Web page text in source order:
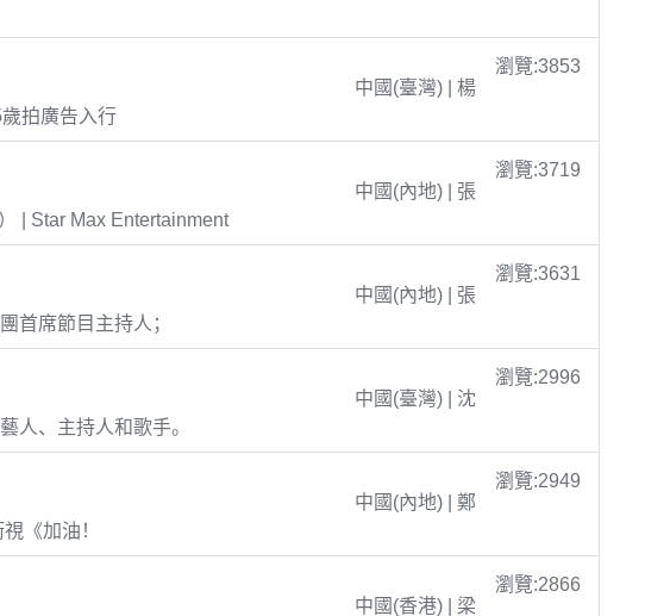
瀏覽:3853
中國(臺灣) | 楊
拍廣告入行
瀏覽:3719
中國(內地) | 張
| Star Max Entertainment
瀏覽:3631
中國(內地) | 張
首席節目主持人；
瀏覽:2996
中國(臺灣) | 沈
人、主持人和歌手。
瀏覽:2949
中國(內地) | 鄭
《加油！
瀏覽:2866
中國(香港) | 梁